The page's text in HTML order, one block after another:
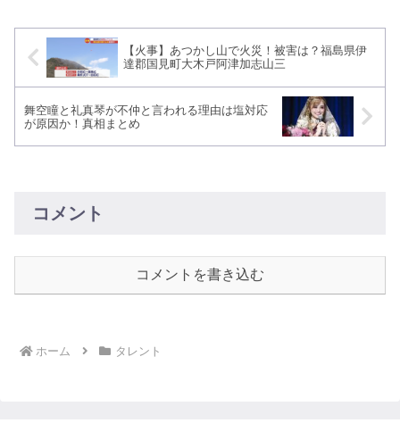
【火事】あつかし山で火災！被害は？福島県伊
達郡国見町大木戸阿津加志山三
舞空瞳と礼真琴が不仲と言われる理由は塩対応
が原因か！真相まとめ
コメント
コメントを書き込む
ホーム タレント